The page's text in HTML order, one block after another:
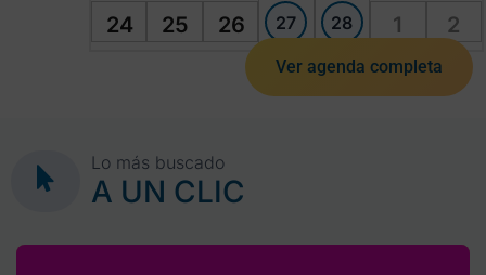
24 25 26 27 28 1 2
Ver agenda completa
Lo más buscado
A UN CLIC